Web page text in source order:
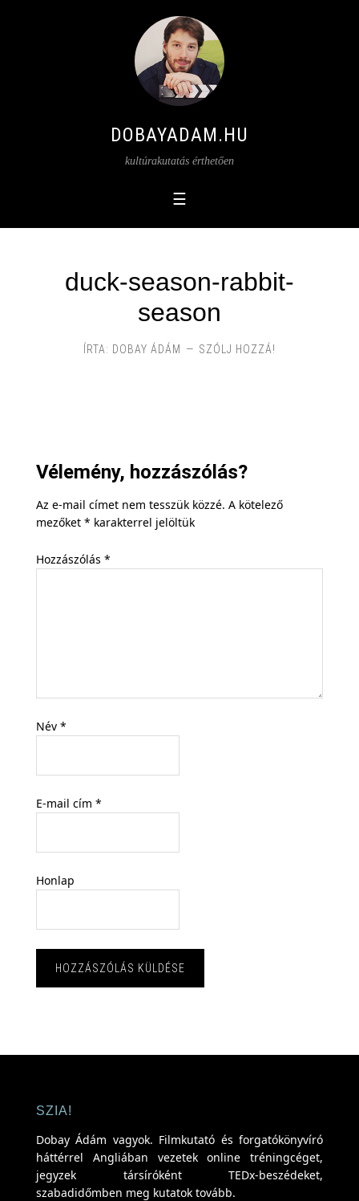
DOBAYADAM.HU
kultúrakutatás érthetően
duck-season-rabbit-
season
ÍRTA: DOBAY ÁDÁM SZÓLJ HOZZÁ!
Vélemény, hozzászólás?
Az e-mail címet nem tesszük közzé. A kötelező
mezőket * karakterrel jelöltük
Hozzászólás *
Név *
E-mail cím *
Honlap
SZIA!
Dobay Ádám vagyok. Filmkutató és forgatókönyvíró
háttérrel Angliában vezetek online tréningcéget,
jegyzek társíróként TEDx-beszédeket,
szabadidőmben meg kutatok tovább.